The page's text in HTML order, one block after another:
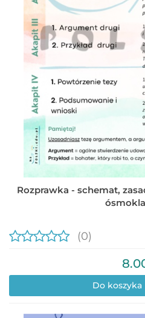
Rozprawka - schemat,
(0)
Do koszyka